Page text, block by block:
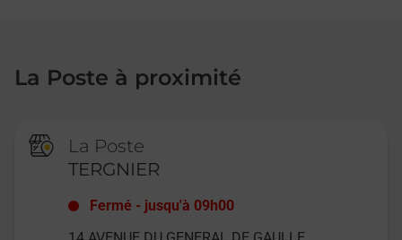
La Poste à proximité
La Poste
TERGNIER
Fermé - jusqu'à 09h00